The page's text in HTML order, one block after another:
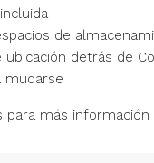
de
detrás de
mudarse
para más